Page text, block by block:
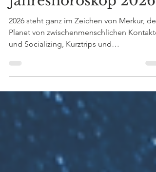
Jahreshoroskop 2026
2026 steht ganz im Zeichen von Merkur,
und Socializing, Kurztrips und
Geschäftstüchtigkeit.